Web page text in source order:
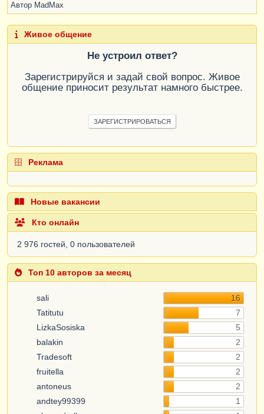
Автор MadMax
Живое общение
Не устроил ответ?
Зарегистрируйся и задай свой вопрос. Живое
общение приносит результат намного быстрее.
ЗАРЕГИСТРИРОВАТЬСЯ
Реклама
Новые вакансии
Кто онлайн
2 976 гостей, 0 пользователей
Топ 10 авторов за месяц
sali
16
Tatitutu
7
LizkaSosiska
5
balakin
2
Tradesoft
2
fruitella
2
antoneus
2
andtey99399
1